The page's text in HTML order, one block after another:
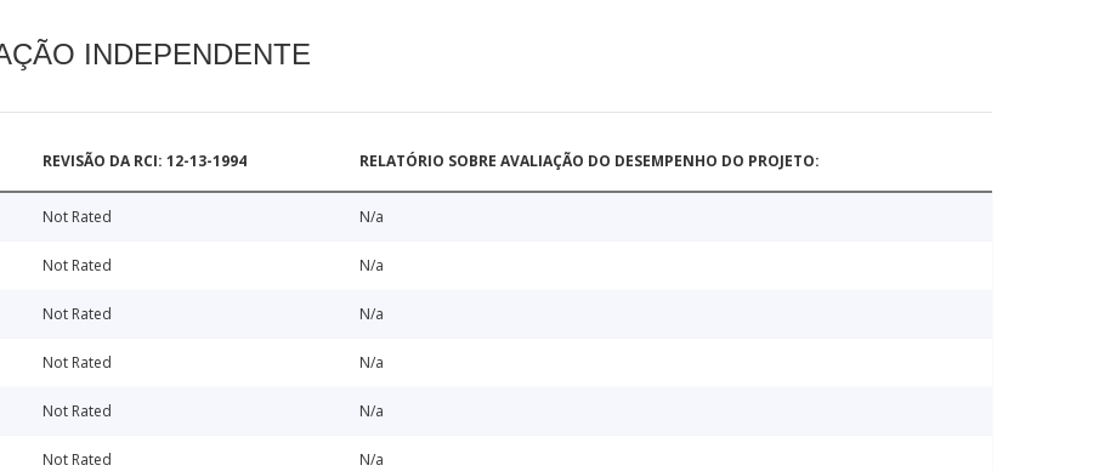
INDEPENDENTE
REVISÃO DA RCI: 12-13-1994 RELATÓRIO SOBRE AVALIAÇÃO DO DESEMPENHO DO PROJETO:
Not Rated N/a
Not Rated N/a
Not Rated N/a
Not Rated N/a
Not Rated N/a
Not Rated N/a